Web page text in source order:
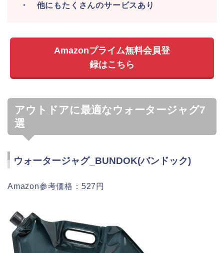
・ 他にもたくさんのサービスあり
Amazonプライム無料会員登
録はこちら
アウトドアに最適なウォータージャグ7
選
ウォータージャグ_BUNDOK(バンドック)
Amazon参考価格：527円